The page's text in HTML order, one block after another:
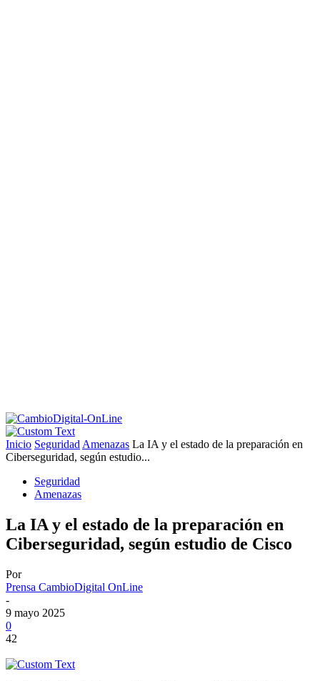
Inicio Seguridad Amenazas La IA y el estado de la preparación en
Ciberseguridad, según estudio...
Seguridad
Amenazas
La IA y el estado de la preparación en
Ciberseguridad, según estudio de Cisco
Por
Prensa CambioDigital OnLine
-
9 mayo 2025
0
42